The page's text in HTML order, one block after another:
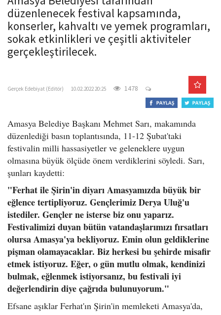
o
n
düzenlenecek festival kapsamında,
konserler, kahvaltı ve yemek programları,
sokak etkinlikleri ve çeşitli aktiviteler
gerçekleştirilecek.
Gerçek Edebiyat (Editör) 10.02.2022 20:25 1478
Amasya Belediye Başkanı Mehmet Sarı, makamında
düzenlediği basın toplantısında, 11-12 Şubat'taki
festivalin milli hassasiyetler ve geleneklere uygun
olmasına büyük ölçüde önem verdiklerini söyledi. Sarı,
şunları kaydetti:
"Ferhat ile Şirin'in diyarı Amasyamızda büyük bir
eğlence tertipliyoruz. Gençlerimiz Derya Uluğ'u
istediler. Gençler ne isterse biz onu yaparız.
Festivalimizi duyan bütün vatandaşlarımızı fırsatları
olursa Amasya'ya bekliyoruz. Emin olun geldiklerine
pişman olamayacaklar. Biz herkesi bu şehirde misafir
etmek istiyoruz. Eğer, o gün mutlu olmak, kendinizi
bulmak, eğlenmek istiyorsanız, bu festivali iyi
değerlendirin diye çağrıda bulunuyorum."
Efsane aşıklar Ferhat'ın Şirin'in memleketi Amasya'da,